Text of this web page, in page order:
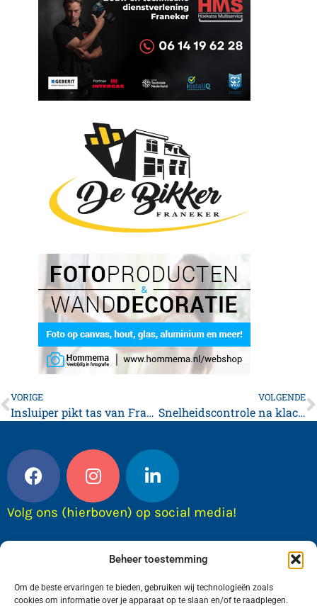
Beheer toestemming
Om de beste ervaringen te bieden, gebruiken wij technologieën zoals
cookies om informatie over je apparaat op te slaan en/of te raadplegen.
VORIGE
Insluiper pikt tas van Franeker
VOLGENDE
Snelheidscontrole na klachten
Volg ons (hierboven) op social media!